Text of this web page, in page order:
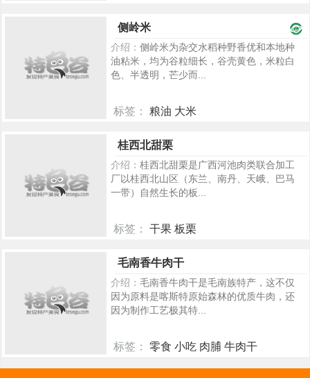
侧岭米
介绍： 侧岭米为杂交水稻种野香优和本地种
油粘米，均为谷粒细长，谷壳黄色，米粒白
色、半透明，芒少而...
标签： 粮油 大米
桂西北甜栗
介绍： 桂西北甜栗是广西河池肉类联合加工
厂以桂西北山区（东兰、南丹、天峨、巴马
一带）自然生长的板...
标签： 干果 板栗
毛南香牛肉干
介绍： 毛南香牛肉干是毛南族特产，这不仅
因为原料是喀斯特原始森林的优质牛肉，还
因为制作工艺极其特...
标签： 零食 小吃 肉脯 牛肉干
518